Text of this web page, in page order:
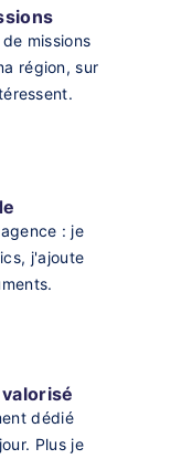
missions
région, sur
: je
j'ajoute
dédié
Plus je